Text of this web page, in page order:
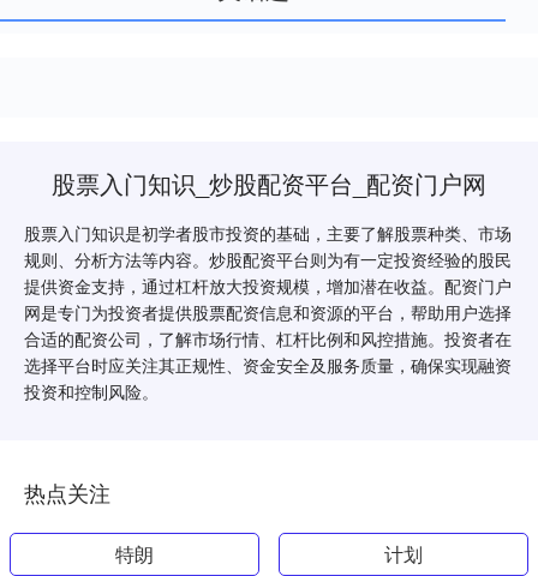
股票入门知识_炒股配资平台_配资门户网
股票入门知识是初学者股市投资的基础，主要了解股票种类、市场
规则、分析方法等内容。炒股配资平台则为有一定投资经验的股民
提供资金支持，通过杠杆放大投资规模，增加潜在收益。配资门户
网是专门为投资者提供股票配资信息和资源的平台，帮助用户选择
合适的配资公司，了解市场行情、杠杆比例和风控措施。投资者在
选择平台时应关注其正规性、资金安全及服务质量，确保实现融资
投资和控制风险。
热点关注
特朗 计划